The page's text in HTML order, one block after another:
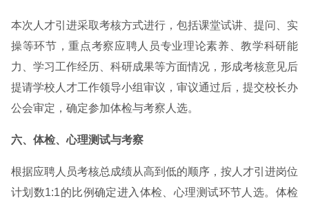
本次人才引进采取考核方式进行，包括课堂试讲、提问、实
操等环节，重点考察应聘人员专业理论素养、教学科研能
力、学习工作经历、科研成果等方面情况，形成考核意见后
提请学校人才工作领导小组审议，审议通过后，提交校长办
公会审定，确定参加体检与考察人选。
六、体检、心理测试与考察
根据应聘人员考核总成绩从高到低的顺序，按人才引进岗位
计划数1:1的比例确定进入体检、心理测试环节人选。体检